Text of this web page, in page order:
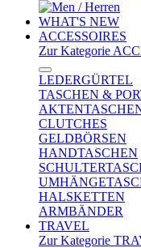
WHAT'S NEW
ACCESSOIRES
Zur Kategorie
LEDERGÜRTEL
TASCHEN &
CLUTCHES
GELDBÖRSEN
HANDTASCHEN
HALSKETTEN
ARMBÄNDER
TRAVEL
Zur Kategorie